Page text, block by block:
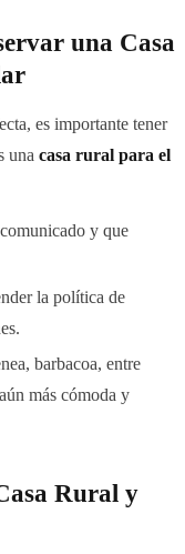
una Casa
es importante tener
una casa rural para el
y que
la política de
barbacoa, entre
más cómoda y
Rural y